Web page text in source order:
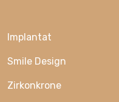
Implantat
Smile Design
Zirkonkrone